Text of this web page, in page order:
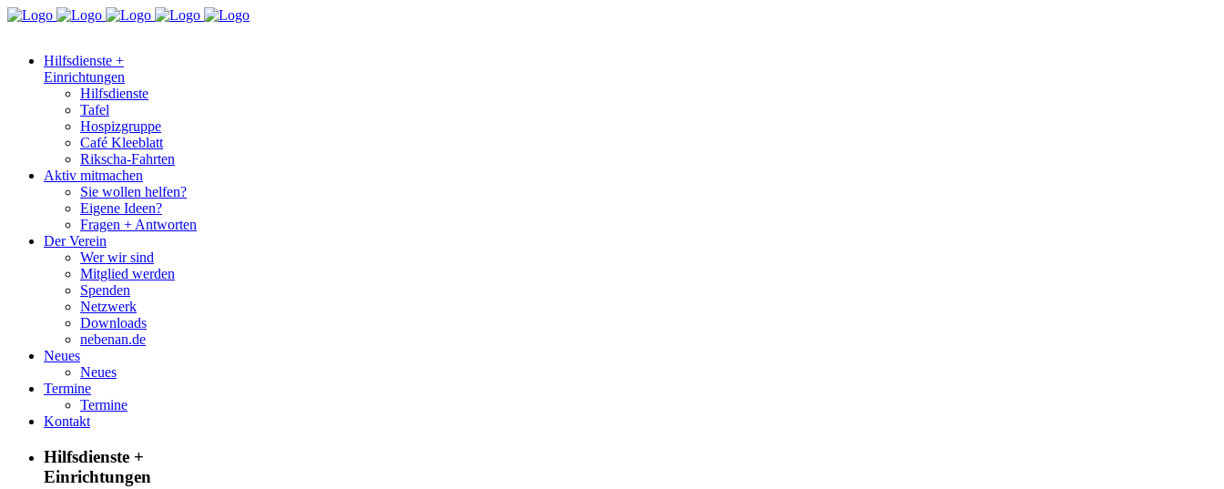
Hilfsdienste +
Einrichtungen
Hilfsdienste
Tafel
Hospizgruppe
Café Kleeblatt
Rikscha-Fahrten
Aktiv mitmachen
Sie wollen helfen?
Eigene Ideen?
Fragen + Antworten
Der Verein
Wer wir sind
Mitglied werden
Spenden
Netzwerk
Downloads
nebenan.de
Neues
Neues
Termine
Termine
Kontakt
Hilfsdienste +
Einrichtungen